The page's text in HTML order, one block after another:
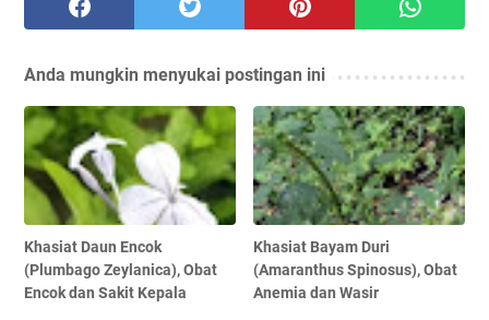
Anda mungkin menyukai postingan ini
Khasiat Daun Encok
(Plumbago Zeylanica), Obat
Encok dan Sakit Kepala
Khasiat Bayam Duri
(Amaranthus Spinosus), Obat
Anemia dan Wasir